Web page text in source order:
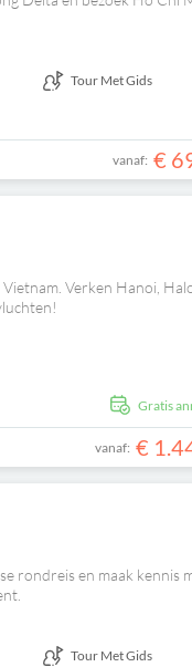
Tour Met Gids
vanaf: €
Verken Hanoi,
Gratis
vanaf: € 1.
rondreis en maak kennis
Tour Met Gids